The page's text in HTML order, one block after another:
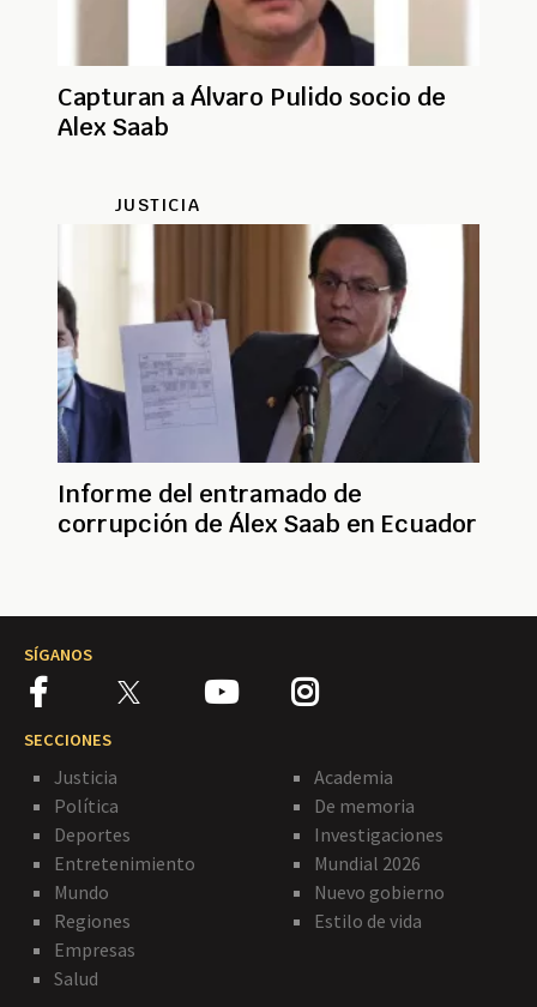
Capturan a Álvaro Pulido socio de
Alex Saab
JUSTICIA
Informe del entramado de
corrupción de Álex Saab en Ecuador
SÍGANOS
SECCIONES
Justicia
Política
Deportes
Entretenimiento
Mundo
Regiones
Empresas
Salud
Academia
De memoria
Investigaciones
Mundial 2026
Nuevo gobierno
Estilo de vida